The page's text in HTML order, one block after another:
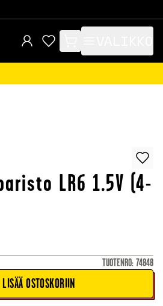
items in cart, view bag
LR6 1.5V (4-
TUOTENRO: 74848
LISÄÄ OSTOSKORIIN